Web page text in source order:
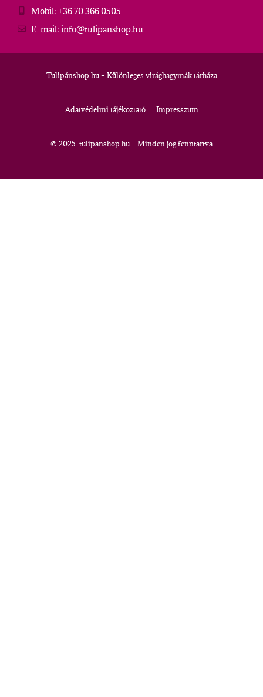
Mobil: +36 70 366 0505
E-mail: info@tulipanshop.hu
Tulipánshop.hu – Különleges virághagymák tárháza
Adatvédelmi tájékoztató| Impresszum
© 2025. tulipanshop.hu – Minden jog fenntartva